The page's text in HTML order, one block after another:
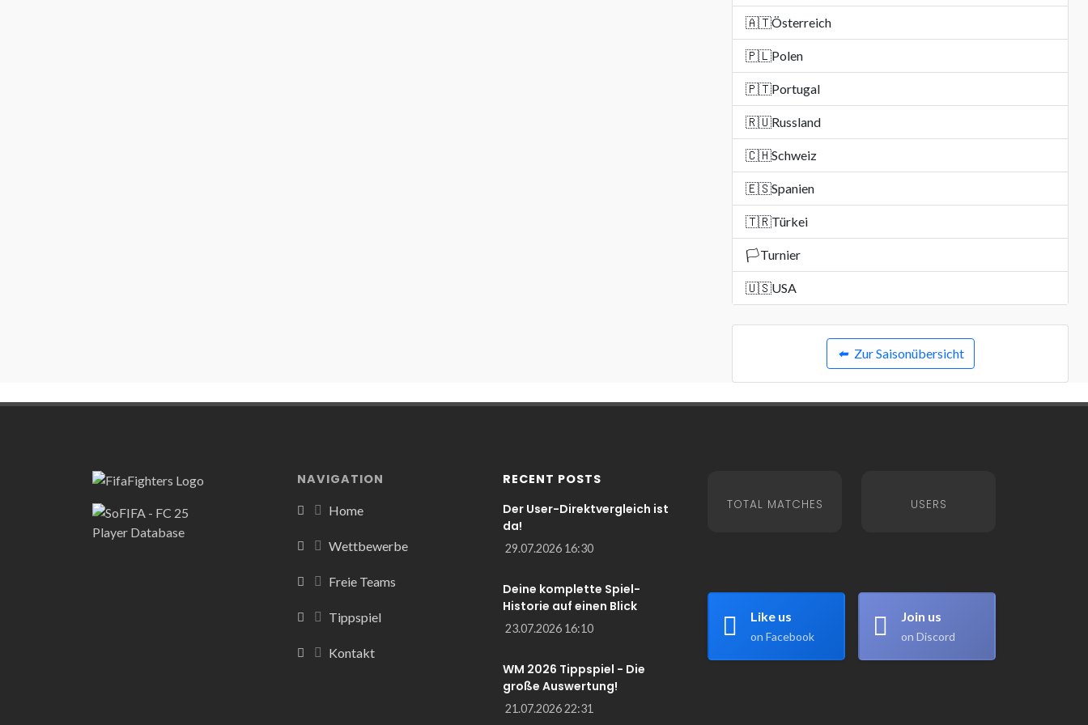
🇦🇹Österreich
🇵🇱Polen
🇵🇹Portugal
🇷🇺Russland
🇨🇭Schweiz
🇪🇸Spanien
🇹🇷Türkei
🏳️Turnier
🇺🇸USA
⬅️ Zur Saisonübersicht
NAVIGATION
Home
Wettbewerbe
Freie Teams
Tippspiel
Kontakt
RECENT POSTS
Der User-Direktvergleich ist
da!
29.07.2026 16:30
Deine komplette Spiel-
Historie auf einen Blick
23.07.2026 16:10
WM 2026 Tippspiel - Die
große Auswertung!
21.07.2026 22:31
TOTAL MATCHES USERS
Like us
on Facebook
Join us
on Discord